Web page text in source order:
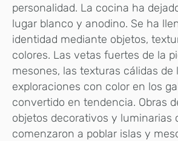
personalidad. La cocina ha
lugar blanco y anodino. Se ha
identidad mediante objetos,
colores. Las vetas fuertes de la
mesones, las texturas cálidas de
exploraciones con color en los
convertido en tendencia. Obras
objetos decorativos y luminarias
comenzaron a poblar islas y